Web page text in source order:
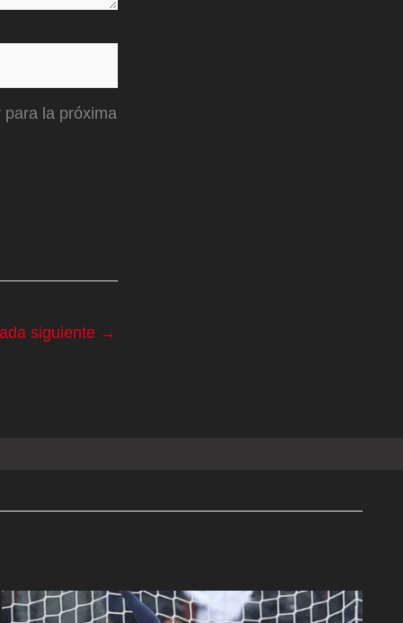
la próxima
siguiente →